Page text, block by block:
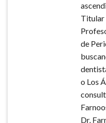
Titular
de
o Los
Dr.